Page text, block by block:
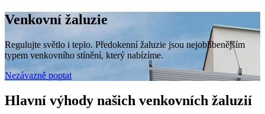
Venkovní žaluzie
Regulujte světlo i teplo. Předokenní žaluzie jsou nejoblíbenějším
typem venkovního stínění, který nabízíme.
Nezávazně poptat
Hlavní výhody našich venkovních žaluzií